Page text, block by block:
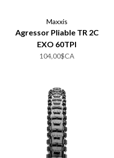
Maxxis
Agressor Pliable TR 2C
EXO 60TPI
104,00$CA